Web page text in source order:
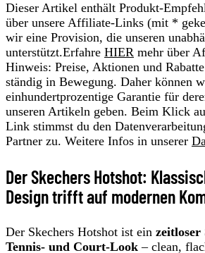
Dieser Artikel enthält Produkt-
über unsere Affiliate-Links (mit *
wir eine Provision, die unseren
unterstützt.Erfahre HIER mehr über
Hinweis: Preise, Aktionen und
ständig in Bewegung. Daher können
einhundertprozentige Garantie für
unseren Artikeln geben. Beim Klick
Link stimmst du den
Partner zu. Weitere Infos in unserer
Der Skechers Hotshot:
Design trifft auf modernen
Der Skechers Hotshot ist ein zeitloser
Tennis- und Court-Look – clean,